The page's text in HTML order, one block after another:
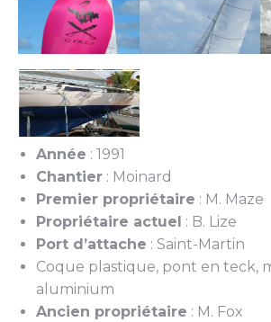
Année : 1991
Chantier : Moinard
Premier propriétaire : M. Maze
Propriétaire actuel : B. Lize
Port d’attache : Saint-Martin
Coque plastique, pont en teck,
aluminium
Ancien propriétaire : M. Fox